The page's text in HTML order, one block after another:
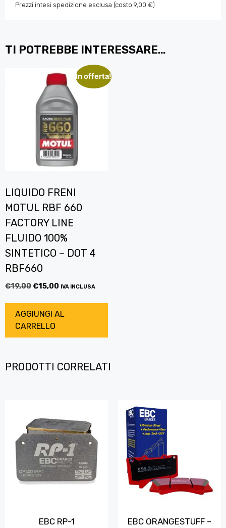
Prezzi intesi spedizione esclusa (costo 9,00 €)
TI POTREBBE INTERESSARE…
In offerta!
LIQUIDO FRENI
MOTUL RBF 660
FACTORY LINE
FLUIDO 100%
SINTETICO – DOT 4
RBF660
€19,00€15,00 IVA INCLUSA
AGGIUNGI AL
CARRELLO
PRODOTTI CORRELATI
EBC RP-1
EBC ORANGESTUFF –